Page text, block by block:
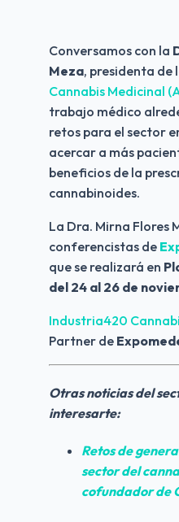
Conversamos con la
Meza, presidenta de
Cannabis Medicinal
trabajo médico
retos para el sector
acercar a más
beneficios de la
cannabinoides.
La Dra. Mirna Flores
conferencistas de
que se realizará en
del 24 al 26 de
Industria420
Partner de
Otras noticias del
interesarte:
Retos de
sector del
cofundador de